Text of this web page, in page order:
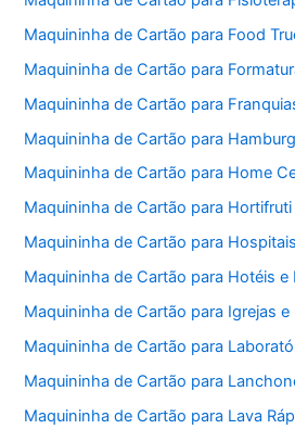
Maquininha de Cartão para Food
Maquininha de Cartão para
Maquininha de Cartão para
Maquininha de Cartão para
Maquininha de Cartão para Home
Maquininha de Cartão para Hortifruti
Maquininha de Cartão para Hospitais
Maquininha de Cartão para Hotéis e
Maquininha de Cartão para Igrejas e
Maquininha de Cartão para
Maquininha de Cartão para
Maquininha de Cartão para Lava